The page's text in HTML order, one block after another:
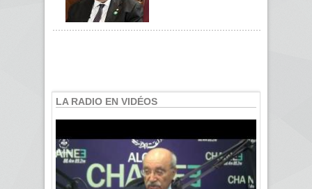
LA RADIO EN VIDÉOS